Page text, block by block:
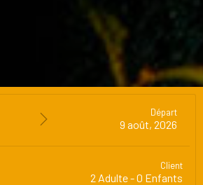
Départ
9 août, 2026
Client
2 Adulte-0 Enfants